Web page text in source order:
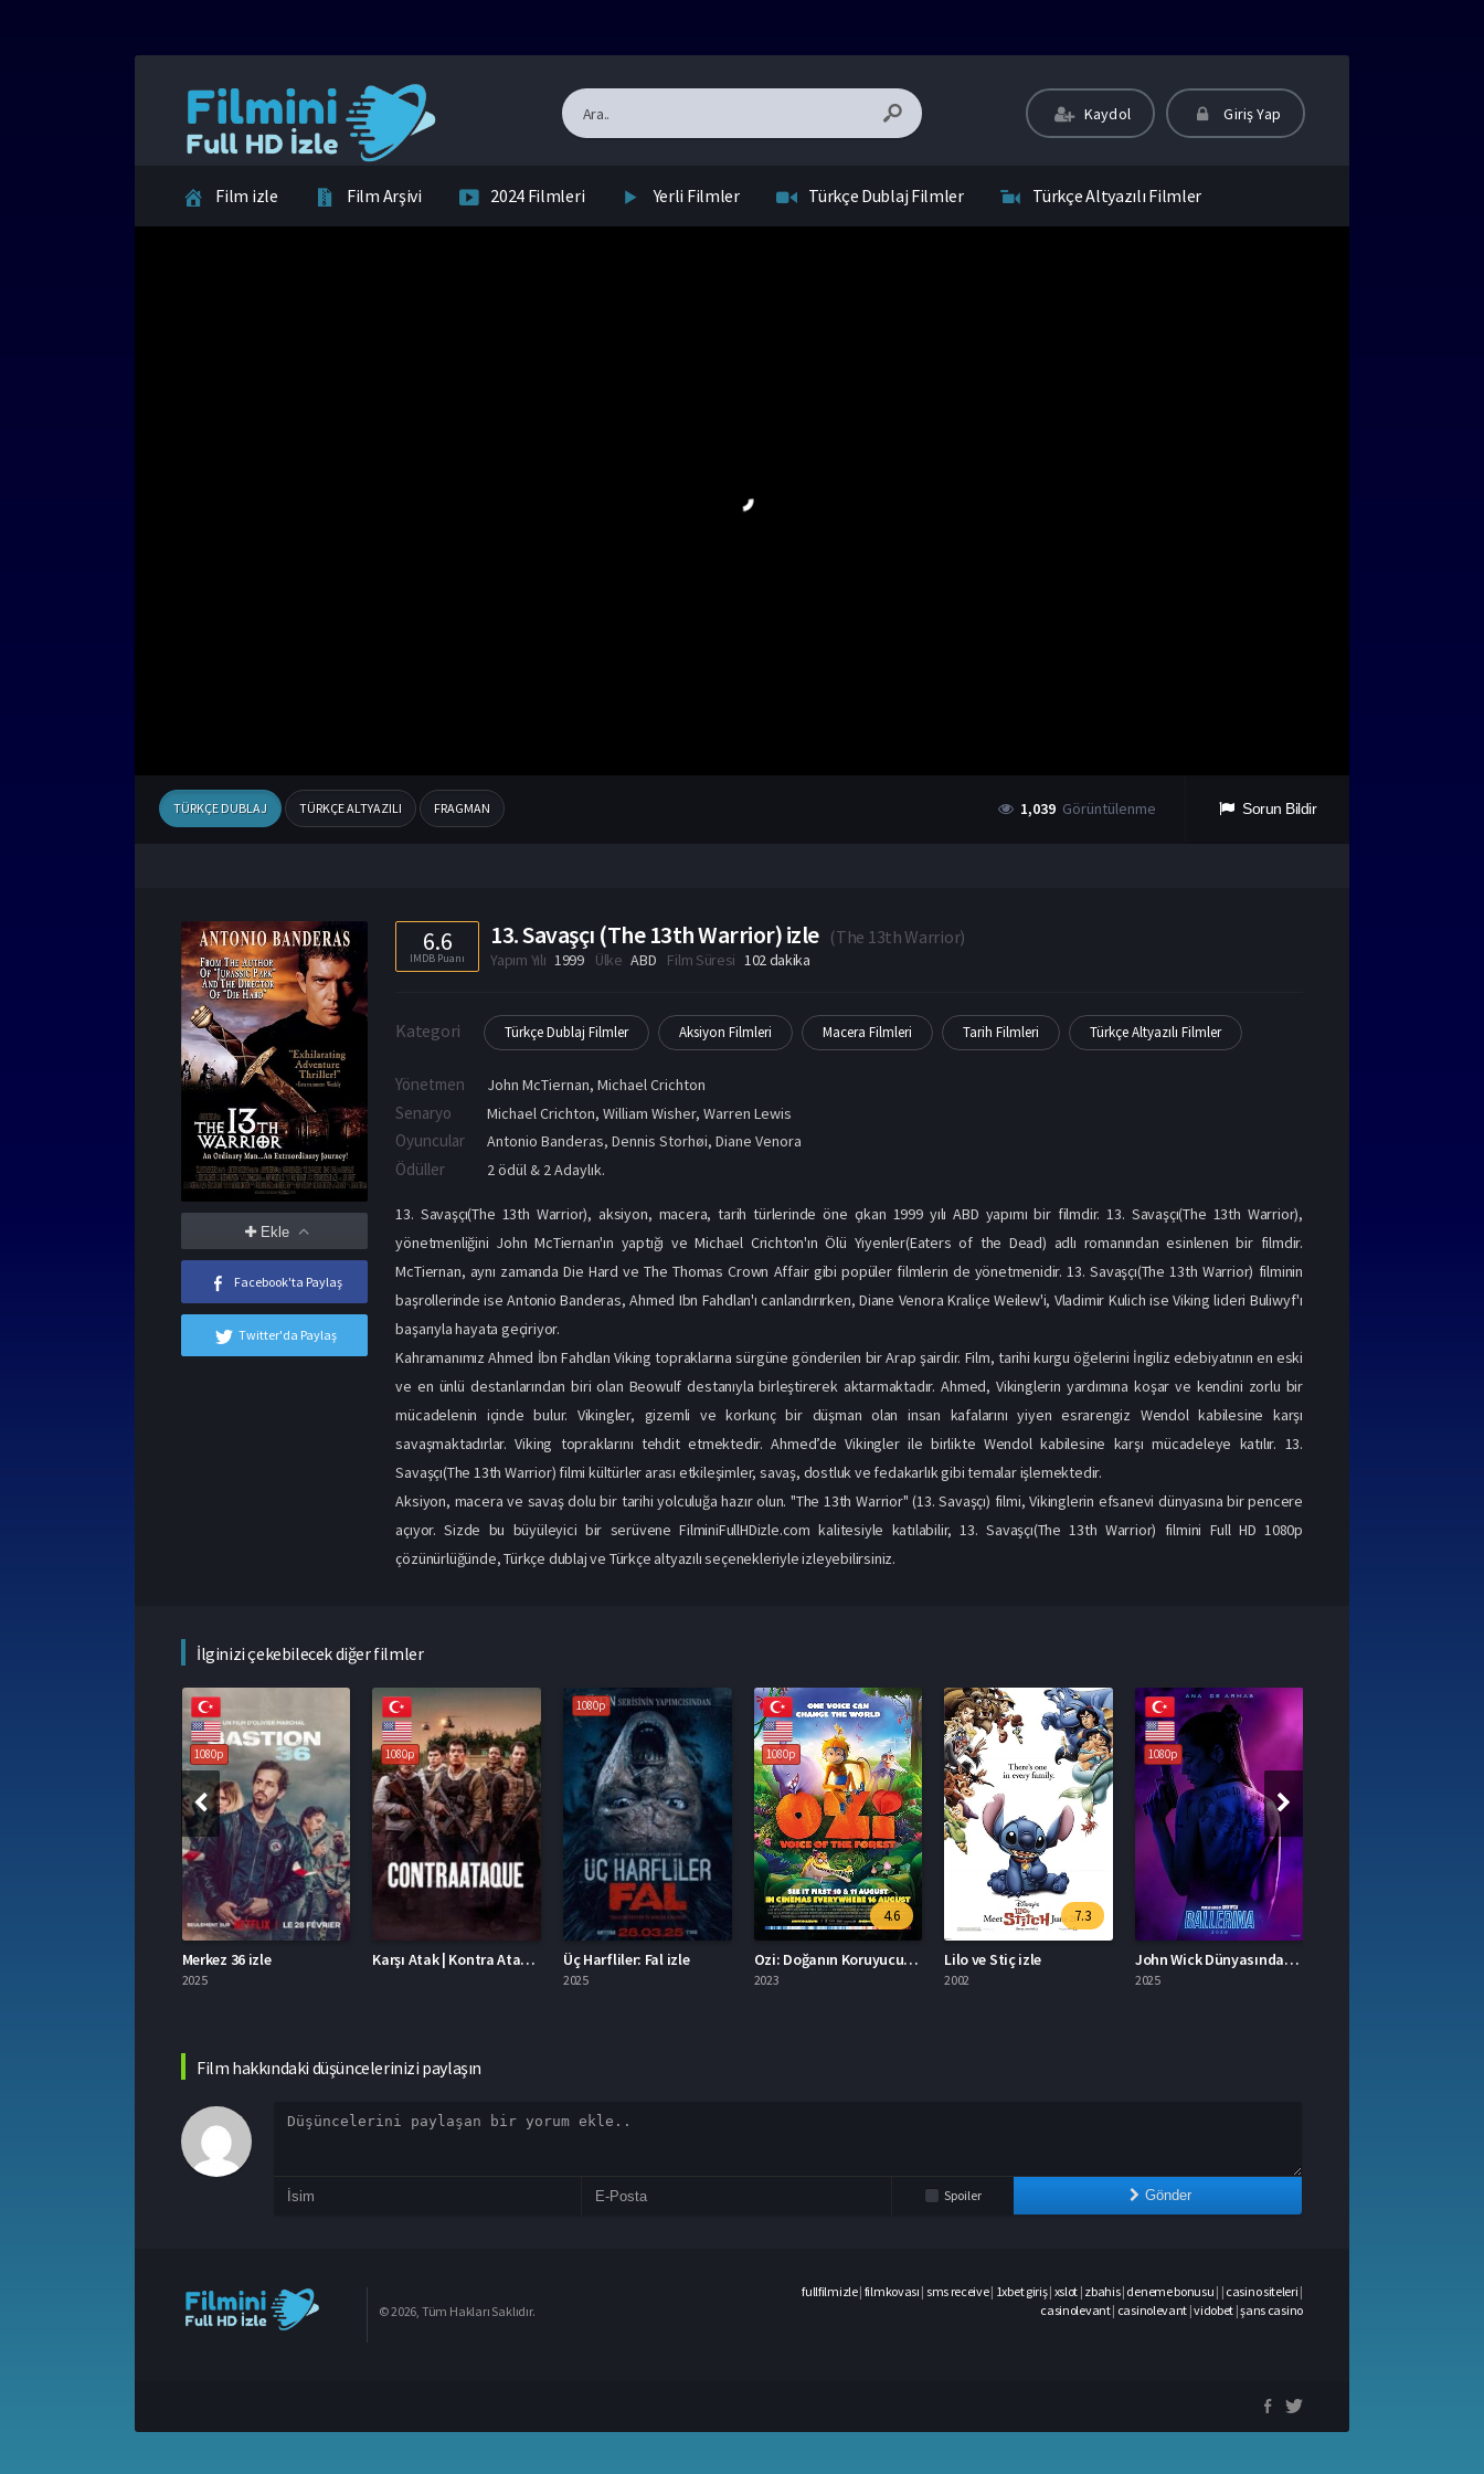
Kaydol Giriş Yap
Film izle Film Arşivi 2024 Filmleri Yerli Filmler Türkçe Dublaj Filmler Türkçe Altyazılı Filmler
TÜRKÇE DUBLAJ TÜRKÇE ALTYAZILI FRAGMAN 1,039 Görüntülenme Sorun Bildir
Ekle
Facebook'ta Paylaş
Twitter'da Paylaş
6.6
IMDB Puanı
13. Savaşçı (The 13th Warrior) izle (The 13th Warrior)
Yapım Yılı 1999 Ülke ABD Film Süresi 102 dakika
Kategori Türkçe Dublaj Filmler Aksiyon Filmleri Macera Filmleri Tarih Filmleri Türkçe Altyazılı Filmler
Yönetmen John McTiernan,Michael Crichton
Senaryo Michael Crichton, William Wisher, Warren Lewis
Oyuncular Antonio Banderas,Dennis Storhøi,Diane Venora
Ödüller 2 ödül & 2 Adaylık.
13. Savaşçı(The 13th Warrior), aksiyon, macera, tarih türlerinde öne çıkan 1999 yılı ABD yapımı bir filmdir. 13. Savaşçı(The 13th Warrior),
yönetmenliğini John McTiernan'ın yaptığı ve Michael Crichton'ın Ölü Yiyenler(Eaters of the Dead) adlı romanından esinlenen bir filmdir.
McTiernan, aynı zamanda Die Hard ve The Thomas Crown Affair gibi popüler filmlerin de yönetmenidir. 13. Savaşçı(The 13th Warrior) filminin
başrollerinde ise Antonio Banderas, Ahmed Ibn Fahdlan'ı canlandırırken, Diane Venora Kraliçe Weilew'i, Vladimir Kulich ise Viking lideri Buliwyf'ı
başarıyla hayata geçiriyor.
Kahramanımız Ahmed İbn Fahdlan Viking topraklarına sürgüne gönderilen bir Arap şairdir. Film, tarihi kurgu öğelerini İngiliz edebiyatının en eski
ve en ünlü destanlarından biri olan Beowulf destanıyla birleştirerek aktarmaktadır. Ahmed, Vikinglerin yardımına koşar ve kendini zorlu bir
mücadelenin içinde bulur. Vikingler, gizemli ve korkunç bir düşman olan insan kafalarını yiyen esrarengiz Wendol kabilesine karşı
savaşmaktadırlar. Viking topraklarını tehdit etmektedir. Ahmed’de Vikingler ile birlikte Wendol kabilesine karşı mücadeleye katılır. 13.
Savaşçı(The 13th Warrior) filmi kültürler arası etkileşimler, savaş, dostluk ve fedakarlık gibi temalar işlemektedir.
Aksiyon, macera ve savaş dolu bir tarihi yolculuğa hazır olun. "The 13th Warrior" (13. Savaşçı) filmi, Vikinglerin efsanevi dünyasına bir pencere
açıyor. Sizde bu büyüleyici bir serüvene FilminiFullHDizle.com kalitesiyle katılabilir, 13. Savaşçı(The 13th Warrior) filmini Full HD 1080p
çözünürlüğünde, Türkçe dublaj ve Türkçe altyazılı seçenekleriyle izleyebilirsiniz.
İlginizi çekebilecek diğer filmler
1080p
Karşı Atak | Kontra Atak izle
1080p
Üç Harfliler: Fal izle
1080p
4.6
Ozi: Doğanın Koruyucusu izle Lilo ve Stiç izle
1080p
John Wick Dünyasından: Ballerina
1080p
In the Lost Lands izle
Film hakkındaki düşüncelerinizi paylaşın
Spoiler Gönder
© 2026, Tüm Hakları Saklıdır.
fullfilmizle| filmkovası | sms receive| 1xbet giriş| xslot | zbahis| deneme bonusu | | casino siteleri |
casinolevant| casinolevant |vidobet |şans casino